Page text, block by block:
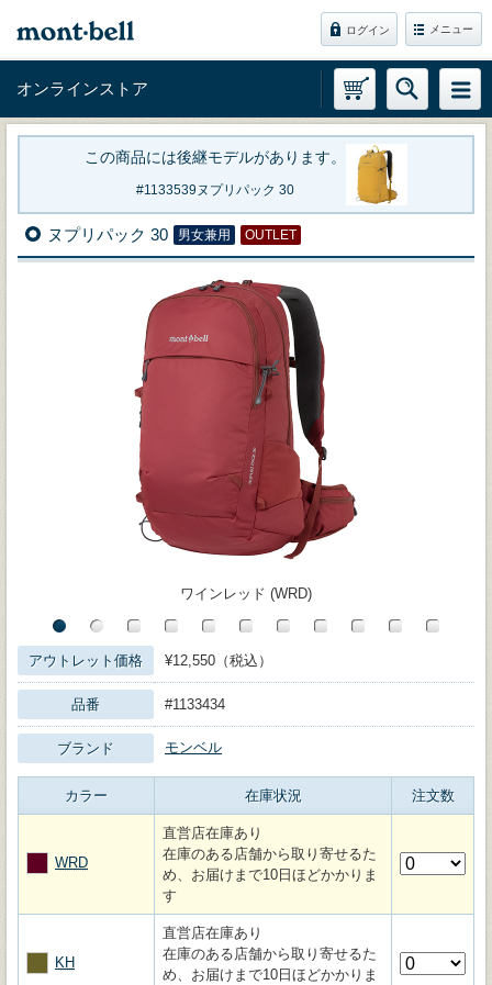
ログイン メニュー
オンラインストア
この商品には後継モデルがあります。
1133539ヌプリパック 30
ヌプリパック 30 男女兼用 OUTLET
ワインレッド (WRD)
アウトレット価格 ¥12,550（税込）
品番 #1133434
ブランド モンベル
カラー 在庫状況 注文数
WRD
直営店在庫あり
在庫のある店舗から取り寄せるた
め、お届けまで10日ほどかかりま
す
KH
直営店在庫あり
在庫のある店舗から取り寄せるた
め、お届けまで10日ほどかかりま